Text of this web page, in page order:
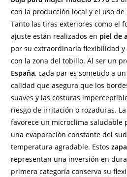
con la producción local y el uso
Tanto las tiras exteriores como el
ajuste están realizados en piel de
por su extraordinaria flexibilidad
con la zona del tobillo. Al ser un
España, cada par es sometido a
calidad que asegura que los
suaves y las costuras
riesgo de irritación o rozaduras.
favorece un microclima saludable
una evaporación constante del
temperatura agradable. Estos
representan una inversión en
primera categoría conserva su